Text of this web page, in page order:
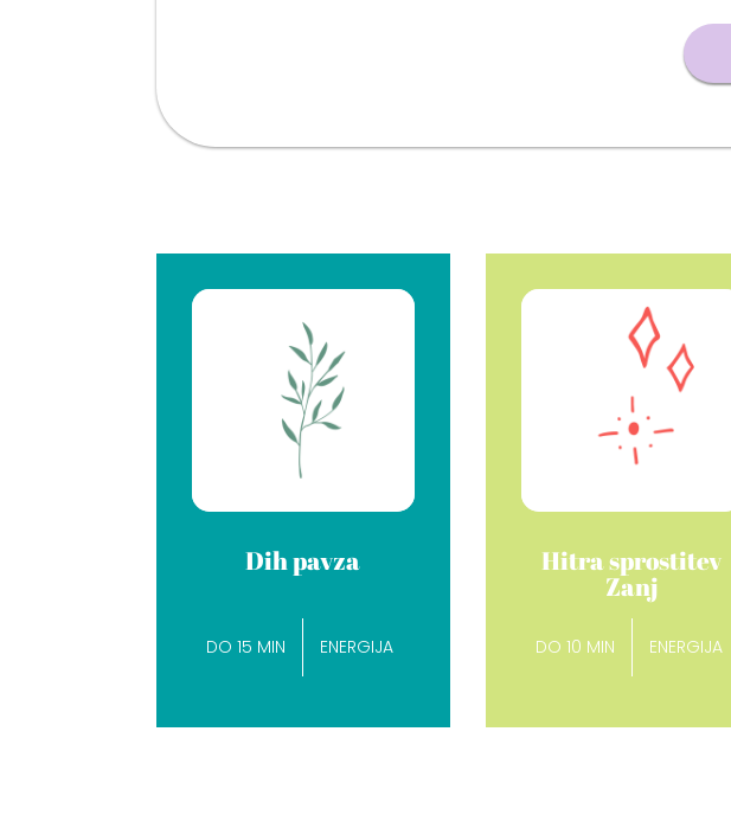
Dih pavza
DO 15 MIN ENERGIJA
Hitra sprostitev
Zanj
DO 10 MIN ENERGIJA